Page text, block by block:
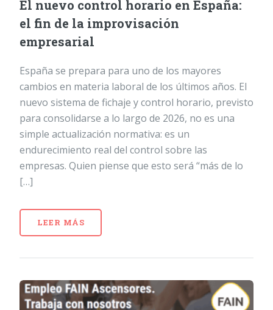
El nuevo control horario en España:
el fin de la improvisación
empresarial
España se prepara para uno de los mayores
cambios en materia laboral de los últimos años. El
nuevo sistema de fichaje y control horario, previsto
para consolidarse a lo largo de 2026, no es una
simple actualización normativa: es un
endurecimiento real del control sobre las
empresas. Quien piense que esto será “más de lo
[…]
LEER MÁS